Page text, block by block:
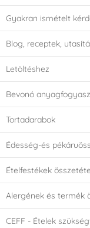
Gyakran ismételt
Blog, receptek,
Letöltéshez
Bevonó
Tortadarabok
Édesség-és
Ételfestékek
Alergének és termék
CEFF - Ételek